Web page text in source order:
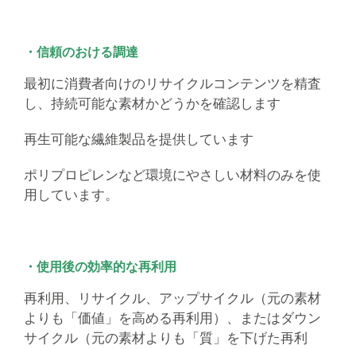
・信頼のおける調達
最初に消費者向けのリサイクルコンテンツを精査
し、持続可能な素材かどうかを確認します
再生可能な繊維製品を提供しています
ポリプロピレンなど環境にやさしい材料のみを使
用しています。
・使用後の効率的な再利用
再利用、リサイクル、アップサイクル（元の素材
よりも「価値」を高める再利用）、またはダウン
サイクル（元の素材よりも「質」を下げた再利